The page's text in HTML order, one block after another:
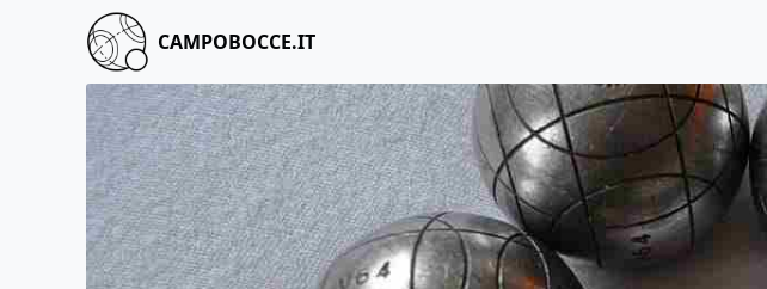
CAMPOBOCCE.IT